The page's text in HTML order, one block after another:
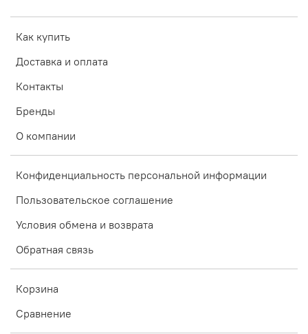
Как купить
Доставка и оплата
Контакты
Бренды
О компании
Конфиденциальность персональной информации
Пользовательское соглашение
Условия обмена и возврата
Обратная связь
Корзина
Сравнение